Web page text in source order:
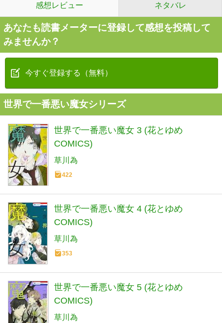
感想レビュー ネタバレ
あなたも読書メーターに登録して感想を投稿して
みませんか？
今すぐ登録する（無料）
世界で一番悪い魔女シリーズ
世界で一番悪い魔女 3 (花とゆめ
COMICS)
草川為
422
世界で一番悪い魔女 4 (花とゆめ
COMICS)
草川為
353
世界で一番悪い魔女 5 (花とゆめ
COMICS)
草川為